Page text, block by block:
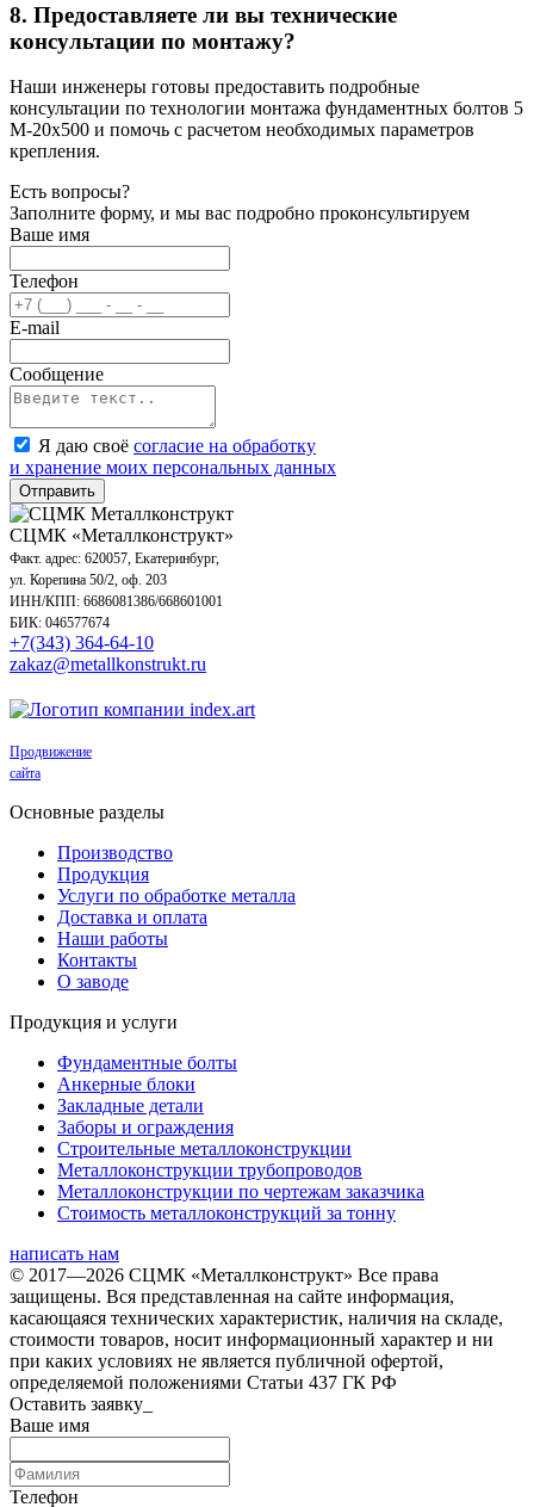
8. Предоставляете ли вы технические
консультации по монтажу?
Наши инженеры готовы предоставить подробные
консультации по технологии монтажа фундаментных болтов 5
М-20х500 и помочь с расчетом необходимых параметров
крепления.
Есть вопросы?
Заполните форму, и мы вас подробно проконсультируем
Ваше имя
Телефон
E-mail
Сообщение
Я даю своё согласие на обработку
и хранение моих персональных данных
Отправить
СЦМК «Металлконструкт»
Факт. адрес: 620057, Екатеринбург,
ул. Корепина 50/2, оф. 203
ИНН/КПП: 6686081386/668601001
БИК: 046577674
+7(343) 364-64-10
zakaz@metallkonstrukt.ru
Продвижение
сайта
Основные разделы
Производство
Продукция
Услуги по обработке металла
Доставка и оплата
Наши работы
Контакты
О заводе
Продукция и услуги
Фундаментные болты
Анкерные блоки
Закладные детали
Заборы и ограждения
Строительные металлоконструкции
Металлоконструкции трубопроводов
Металлоконструкции по чертежам заказчика
Cтоимость металлоконструкций за тонну
написать нам
© 2017—2026 СЦМК «Металлконструкт» Все права
защищены. Вся представленная на сайте информация,
касающаяся технических характеристик, наличия на складе,
стоимости товаров, носит информационный характер и ни
при каких условиях не является публичной офертой,
определяемой положениями Статьи 437 ГК РФ
Оставить заявку_
Ваше имя
Телефон